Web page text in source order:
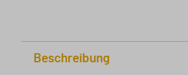
Beschreibung